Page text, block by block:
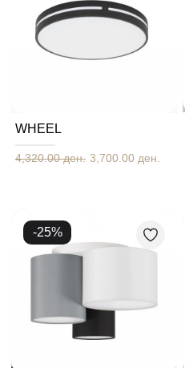
WHEEL
4,320.00 ден. 3,700.00 ден.
-25%